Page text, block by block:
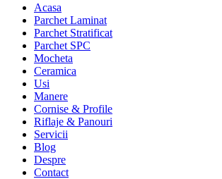
Acasa
Parchet Laminat
Parchet Stratificat
Parchet SPC
Mocheta
Ceramica
Usi
Manere
Cornise & Profile
Riflaje & Panouri
Servicii
Blog
Despre
Contact